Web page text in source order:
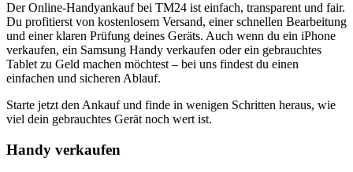
Der Online-Handyankauf bei TM24 ist einfach, transparent und fair.
Du profitierst von kostenlosem Versand, einer schnellen Bearbeitung
und einer klaren Prüfung deines Geräts. Auch wenn du ein iPhone
verkaufen, ein Samsung Handy verkaufen oder ein gebrauchtes
Tablet zu Geld machen möchtest – bei uns findest du einen
einfachen und sicheren Ablauf.
Starte jetzt den Ankauf und finde in wenigen Schritten heraus, wie
viel dein gebrauchtes Gerät noch wert ist.
Handy verkaufen